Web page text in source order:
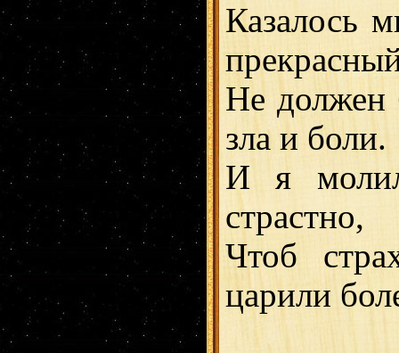
Казалось
Не должен
зла и боли.
И я
страстно,
Чтоб
царили